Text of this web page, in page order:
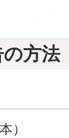
方法
）